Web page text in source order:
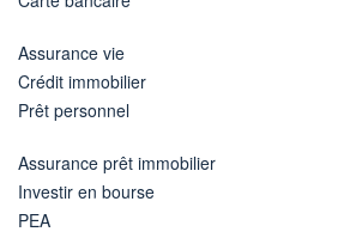
Assurance vie
Crédit immobilier
Prêt personnel
Assurance prêt immobilier
Investir en bourse
PEA